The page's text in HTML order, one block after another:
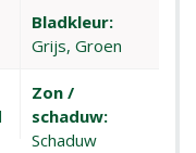
Bladkleur:
Grijs, Groen
Zon /
schaduw:
Schaduw